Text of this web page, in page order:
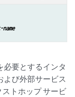
必要とするインタ
よび外部サービス
トホップ サービ